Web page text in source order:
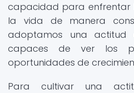
capacidad para enfrentar
la vida de manera
adoptamos una actitud
capaces de ver los
oportunidades de
Para cultivar una